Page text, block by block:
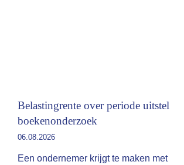
Belastingrente over periode uitstel
boekenonderzoek
06.08.2026
Een ondernemer krijgt te maken met